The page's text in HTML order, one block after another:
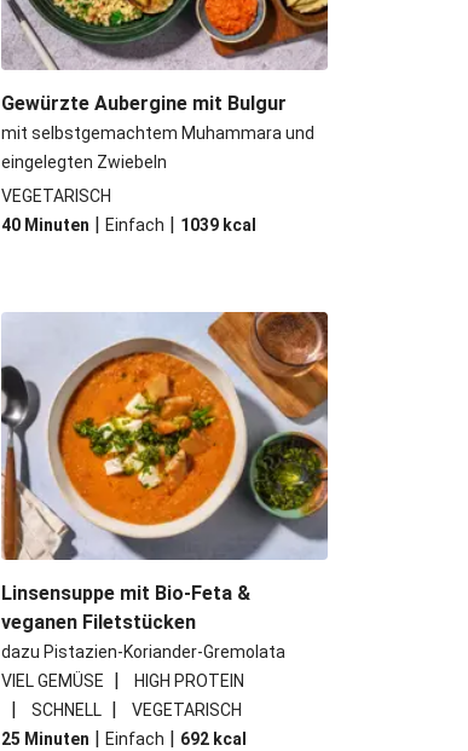
Gewürzte Aubergine mit Bulgur
mit selbstgemachtem Muhammara und
eingelegten Zwiebeln
VEGETARISCH
40 Minuten | Einfach | 1039 kcal
Linsensuppe mit Bio-Feta &
veganen Filetstücken
dazu Pistazien-Koriander-Gremolata
VIEL GEMÜSE
| HIGH PROTEIN
| SCHNELL |
VEGETARISCH
25 Minuten | Einfach | 692 kcal